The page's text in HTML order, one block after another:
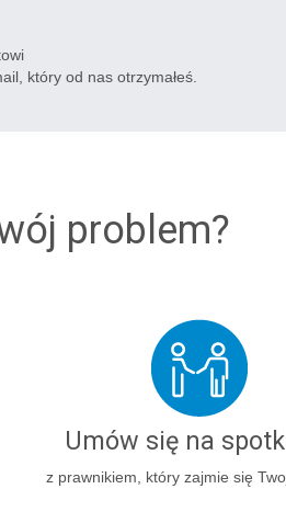
który od nas otrzymałeś.
problem?
Umów się na
z prawnikiem, który zajmie się